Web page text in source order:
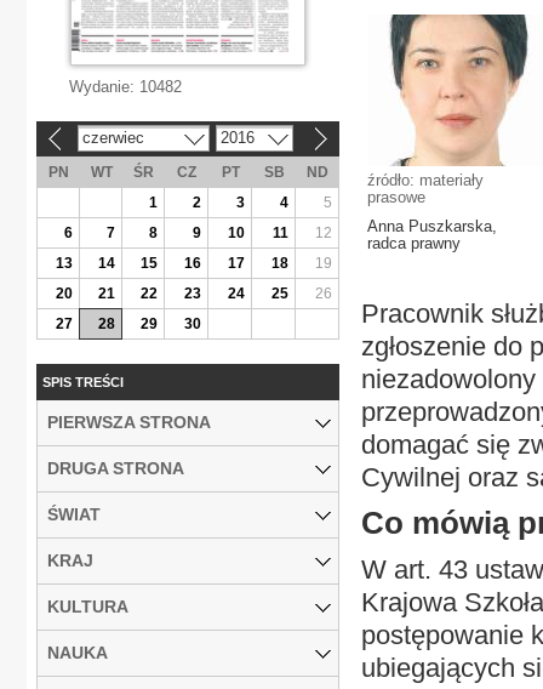
źródło: materiały
prasowe
Anna Puszkarska,
radca prawny
Pracownik
zgłoszenie do
domagać się
Cywilnej oraz
Co mówią
W art. 43
Krajowa
postępowanie
ubiegających
Wydanie: 10482
czerwiec 2016
PN WT ŚR CZ PT SB
ND
1
2 3 4
5
6
7 8 9 10 11
12
13
14 15 16 17 18
19
20
21 22 23 24 25
26
27
28 29 30
SPIS TREŚCI
PIERWSZA STRONA
DRUGA STRONA
ŚWIAT
KRAJ
KULTURA
NAUKA